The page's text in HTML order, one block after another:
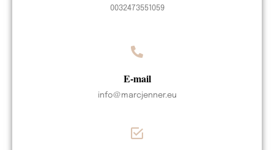
0032473551059
E-mail
info@marcjenner.eu